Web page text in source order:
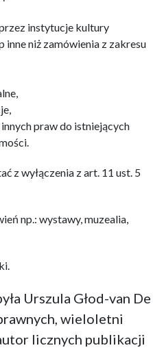
instytucje kultury
inne niż zamówienia z zakresu
praw do istniejących
z wyłączenia z art. 11 ust. 5
np.: wystawy, muzealia,
Urszula Głod-van De
wieloletni
licznych publikacji